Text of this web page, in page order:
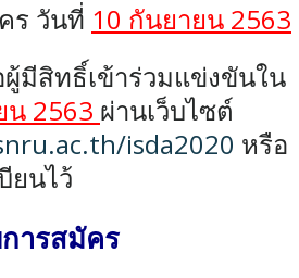
ร วันที่ 10 กันยายน 2563
มีสิทธิ์เข้าร่วมแข่งขันใน
น 2563 ผ่านเว็บไซต์
isda2020 หรือ
ยนไว้
ารสมัคร